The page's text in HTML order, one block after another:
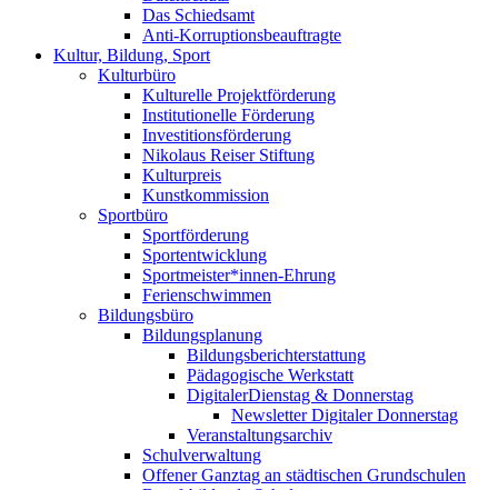
Das Schiedsamt
Anti-Korruptionsbeauftragte
Kultur, Bildung, Sport
Kulturbüro
Kulturelle Projektförderung
Institutionelle Förderung
Investitionsförderung
Nikolaus Reiser Stiftung
Kulturpreis
Kunstkommission
Sportbüro
Sportförderung
Sportentwicklung
Sportmeister*innen-Ehrung
Ferienschwimmen
Bildungsbüro
Bildungsplanung
Bildungsberichterstattung
Pädagogische Werkstatt
DigitalerDienstag & Donnerstag
Newsletter Digitaler Donnerstag
Veranstaltungsarchiv
Schulverwaltung
Offener Ganztag an städtischen Grundschulen